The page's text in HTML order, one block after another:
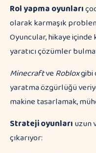
Rol yapma oyunları
olarak karmaşık
Oyuncular, hikaye içinde
yaratıcı çözümler
MinecraftveRobloxgibi
yaratma özgürlüğü
makine tasarlamak,
Strateji oyunlarıuzun
çıkarıyor: